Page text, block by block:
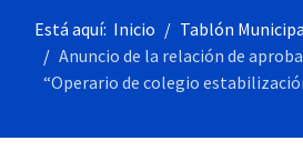
Está aquí: Inicio
Tablón
Anuncio de la relación de
“Operario de colegio